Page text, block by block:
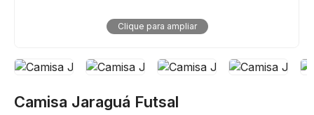
Clique para ampliar
Camisa Jaraguá Futsal